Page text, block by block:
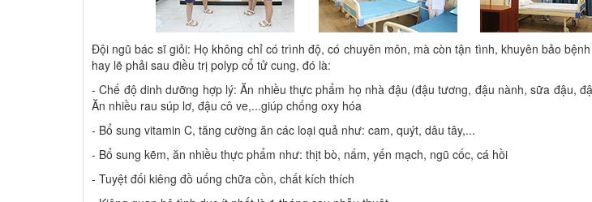
Đội ngũ bác sĩ giỏi: Họ không chỉ có trình độ, có chuyên môn, mà còn tận tình, khuyên bảo
hay lẽ phải sau điều trị polyp cổ tử cung, đó là:
- Chế độ dinh dưỡng hợp lý: Ăn nhiều thực phẩm họ nhà đậu (đậu tương, đậu nành, sữa đậu,
Ăn nhiều rau súp lơ, đậu cô ve,...giúp chống oxy hóa
- Bổ sung vitamin C, tăng cường ăn các loại quả như: cam, quýt, dâu tây,...
- Bổ sung kẽm, ăn nhiều thực phẩm như: thịt bò, nấm, yến mạch, ngũ cốc, cá hồi
- Tuyệt đối kiêng đồ uống chữa cồn, chất kích thích